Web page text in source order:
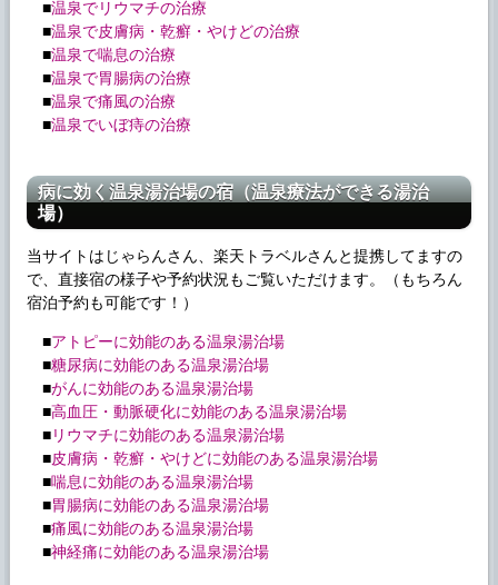
■温泉でリウマチの治療
■温泉で皮膚病・乾癬・やけどの治療
■温泉で喘息の治療
■温泉で胃腸病の治療
■温泉で痛風の治療
■温泉でいぼ痔の治療
病に効く温泉湯治場の宿（温泉療法ができる湯治
場）
当サイトはじゃらんさん、楽天トラベルさんと提携してますの
で、直接宿の様子や予約状況もご覧いただけます。（もちろん
宿泊予約も可能です！）
■アトピーに効能のある温泉湯治場
■糖尿病に効能のある温泉湯治場
■がんに効能のある温泉湯治場
■高血圧・動脈硬化に効能のある温泉湯治場
■リウマチに効能のある温泉湯治場
■皮膚病・乾癬・やけどに効能のある温泉湯治場
■喘息に効能のある温泉湯治場
■胃腸病に効能のある温泉湯治場
■痛風に効能のある温泉湯治場
■神経痛に効能のある温泉湯治場